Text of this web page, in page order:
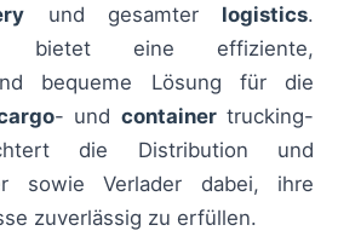
und gesamter logistics.
bietet eine effiziente,
bequeme Lösung für die
- und containertrucking-
die Distribution und
sowie Verlader dabei, ihre
zuverlässig zu erfüllen.